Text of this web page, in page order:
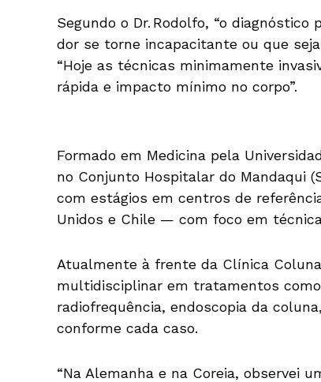
Segundo o Dr. Rodolfo, “o
dor se torne incapacitante ou que
“Hoje as técnicas minimamente
rápida e impacto mínimo no corpo”.
Formado em Medicina pela
no Conjunto Hospitalar do Mandaqui
com estágios em centros de
Unidos e Chile — com foco em
Atualmente à frente da Clínica
multidisciplinar em tratamentos
radiofrequência, endoscopia da
conforme cada caso.
“Na Alemanha e na Coreia, observei